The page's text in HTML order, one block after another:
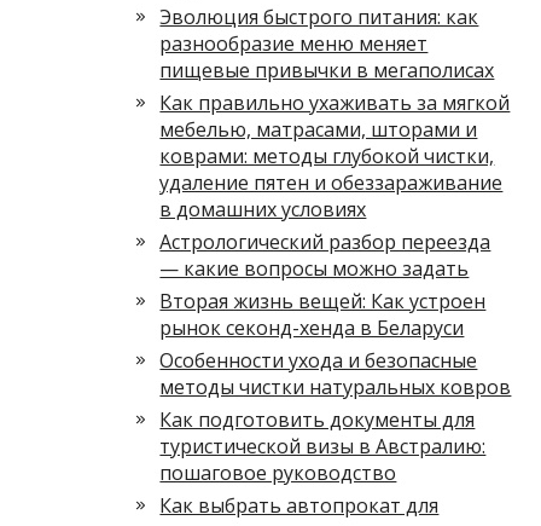
Эволюция быстрого питания: как
разнообразие меню меняет
пищевые привычки в мегаполисах
Как правильно ухаживать за мягкой
мебелью, матрасами, шторами и
коврами: методы глубокой чистки,
удаление пятен и обеззараживание
в домашних условиях
Астрологический разбор переезда
— какие вопросы можно задать
Вторая жизнь вещей: Как устроен
рынок секонд-хенда в Беларуси
Особенности ухода и безопасные
методы чистки натуральных ковров
Как подготовить документы для
туристической визы в Австралию:
пошаговое руководство
Как выбрать автопрокат для